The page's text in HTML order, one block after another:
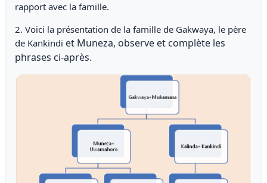
rapport avec la famille.
2. Voici la présentation de la famille de Gakwaya, le père
de Kankindi et Muneza, observe et complète les
phrases ci-après.